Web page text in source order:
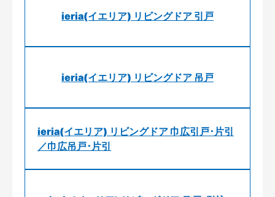
ieria(イエリア) リビングドア 引戸
ieria(イエリア) リビングドア 吊戸
ieria(イエリア) リビングドア 巾広引戸･片引
／巾広吊戸･片引